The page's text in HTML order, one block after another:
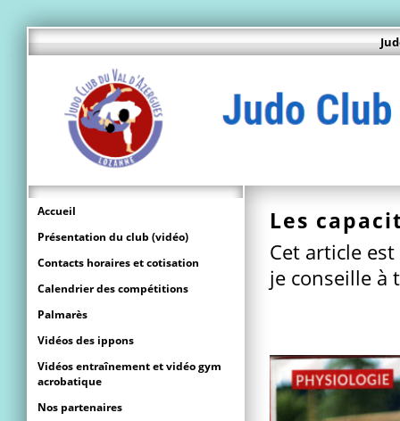
Les
Cet article
je conseille à
Accueil
Présentation du club (vidéo)
Contacts horaires et cotisation
Calendrier des compétitions
Palmarès
Vidéos des ippons
Vidéos entraînement et vidéo gym
acrobatique
Nos partenaires